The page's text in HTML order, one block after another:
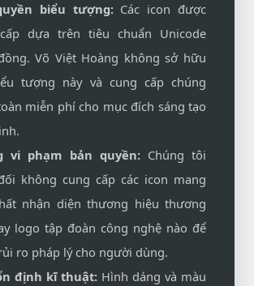
biểu tượng:Các icon được
dựa trên tiêu chuẩn Unicode
Võ Việt Hoàng không sở hữu
tượng này và cung cấp chúng
miễn phí cho mục đích sáng tạo
vi phạm bản quyền:Chúng tôi
không cung cấp các icon mang
nhận diện thương hiệu thương
logo tập đoàn công nghệ nào để
ro pháp lý cho người dùng.
định kĩ thuật: Hình dáng và màu